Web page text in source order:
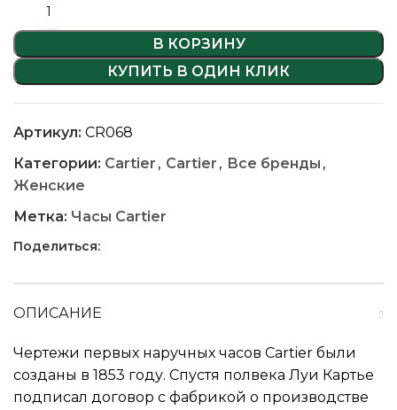
В КОРЗИНУ
КУПИТЬ В ОДИН КЛИК
Артикул: CR068
Категории: Cartier , Cartier , Все бренды ,
Женские
Метка: Часы Cartier
Поделиться:
ОПИСАНИЕ
Чертежи первых наручных часов Cartier были
созданы в 1853 году. Спустя полвека Луи Картье
подписал договор с фабрикой о производстве